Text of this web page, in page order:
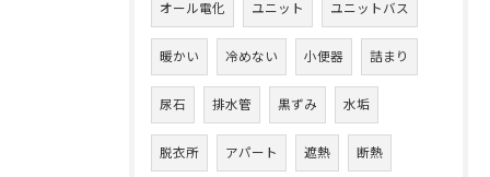
オール電化 ユニット ユニットバス
暖かい 冷めない 小便器 詰まり
尿石 排水管 黒ずみ 水垢
脱衣所 アパート 遮熱 断熱